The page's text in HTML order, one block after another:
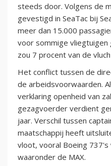
steeds door. Volgens de
gevestigd in SeaTac bij
meer dan 15.000
voor sommige vliegtuigen
zou 7 procent van de
Het conflict tussen de
de arbeidsvoorwaarden.
verklaring openheid van
gezagvoerder verdient
jaar. Verschil tussen
maatschappij heeft
vloot, vooral Boeing
waaronder de MAX.